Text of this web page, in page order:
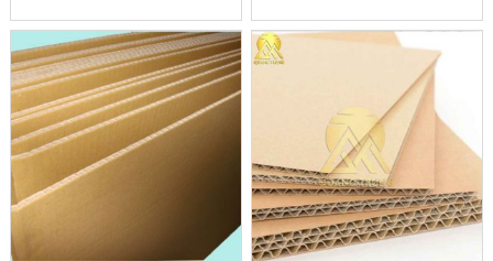
Thanh Nẹp Góc:Là các thanh được làm từ giấy cứng
hoặc carton, có hình dạng L, được sử dụng để bảo vệ
các góc và cạnh của hàng hóa khi đóng gói và vận
chuyển. Chúng giúp tăng cường độ cứng cho góc và
cạnh của thùng carton, giảm thiểu tổn thất do va đập.
Các loại thùng carton và phụ kiện này đều có vai trò quan
trọng trong việc đảm bảo hàng hóa được bảo quản và vận
chuyển an toàn, giảm thiểu rủi ro hư hỏng và mất mát.